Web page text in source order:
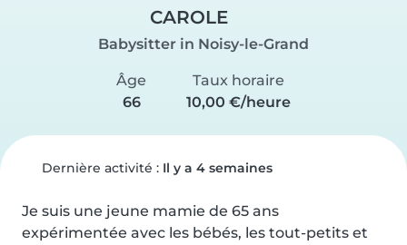
CAROLE
Babysitter in Noisy-le-Grand
Âge
66
Taux horaire
10,00 €/heure
Dernière activité : Il y a 4 semaines
Je suis une jeune mamie de 65 ans
expérimentée avec les bébés, les tout-petits et